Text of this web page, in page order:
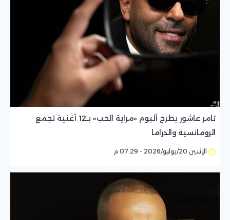
تامر عاشور يطرح ألبوم «مراية الحب» بـ12 أغنية تجمع
الرومانسية والدراما
الإثنين 20/يوليو/2026 - 07:29 م